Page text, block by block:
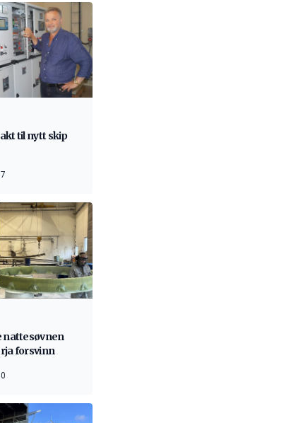
til nytt skip
nattesøvnen
forsvinn